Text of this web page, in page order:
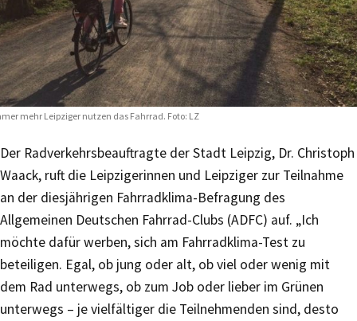
mehr Leipziger nutzen das Fahrrad. Foto: LZ
Der Radverkehrsbeauftragte der Stadt Leipzig, Dr. Christoph
Waack, ruft die Leipzigerinnen und Leipziger zur Teilnahme
an der diesjährigen Fahrradklima-Befragung des
Allgemeinen Deutschen Fahrrad-Clubs (ADFC) auf. „Ich
möchte dafür werben, sich am Fahrradklima-Test zu
beteiligen. Egal, ob jung oder alt, ob viel oder wenig mit
dem Rad unterwegs, ob zum Job oder lieber im Grünen
unterwegs – je vielfältiger die Teilnehmenden sind, desto